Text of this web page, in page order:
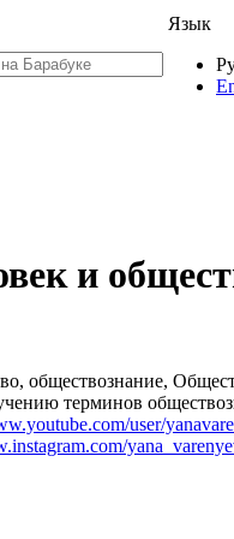
Язык
и
обществознание,
терминов
user/